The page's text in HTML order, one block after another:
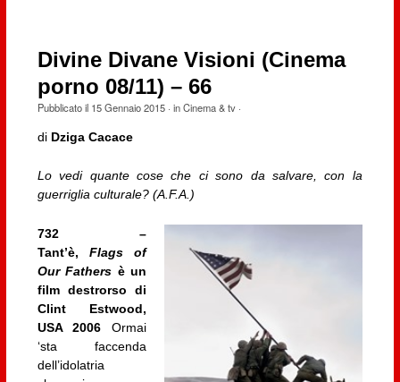
Divine Divane Visioni (Cinema
porno 08/11) – 66
Pubblicato il 15 Gennaio 2015· inCinema & tv·
di Dziga Cacace
Lo vedi quante cose che ci sono da salvare, con la
guerriglia culturale? (A.F.A.)
732 –
Tant’è, Flags of
Our Fathers è un
film destrorso di
Clint Estwood,
USA 2006 Ormai
‘sta faccenda
dell’idolatria